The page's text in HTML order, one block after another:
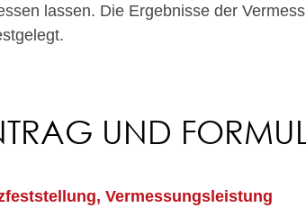
lassen. Die Ergebnisse der
UND
Vermessungsleistung